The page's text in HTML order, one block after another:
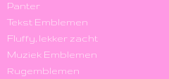
Panter
Tekst Emblemen
Fluffy, lekker zacht
Muziek Emblemen
Rugemblemen